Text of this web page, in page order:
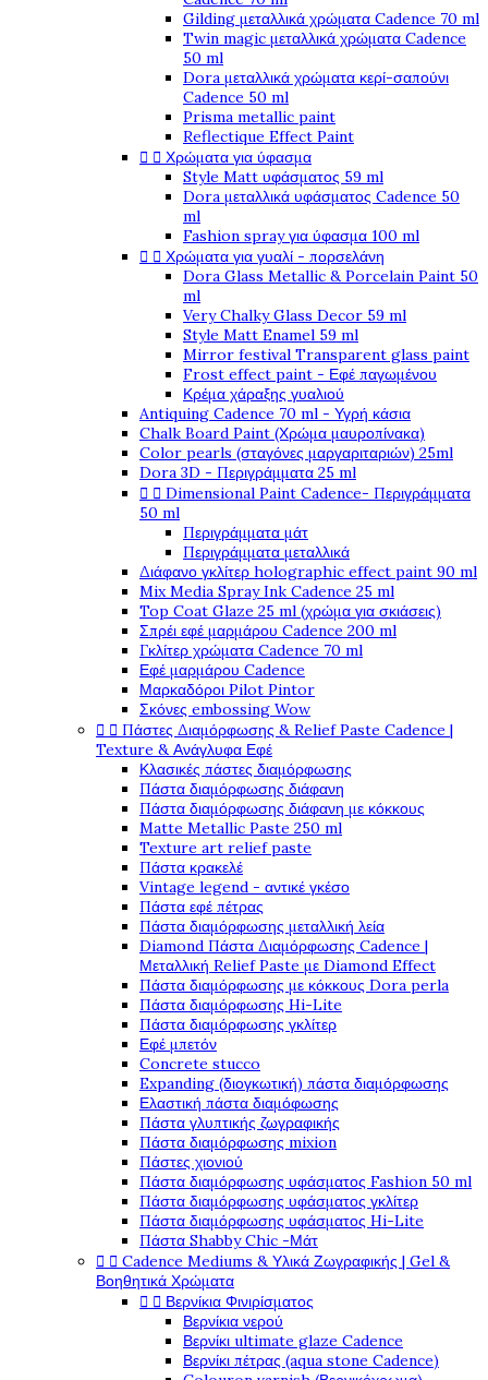
Gilding μεταλλικά χρώματα Cadence 70 ml
Twin magic μεταλλικά χρώματα Cadence
50 ml
Dora μεταλλικά χρώματα κερί-σαπούνι
Cadence 50 ml
Prisma metallic paint
Reflectique Effect Paint
  Χρώματα για ύφασμα
Style Matt υφάσματος 59 ml
Dora μεταλλικά υφάσματος Cadence 50
ml
Fashion spray για ύφασμα 100 ml
  Χρώματα για γυαλί - πορσελάνη
Dora Glass Metallic & Porcelain Paint 50
ml
Very Chalky Glass Decor 59 ml
Style Matt Enamel 59 ml
Mirror festival Transparent glass paint
Frost effect paint - Εφέ παγωμένου
Κρέμα χάραξης γυαλιού
Antiquing Cadence 70 ml - Υγρή κάσια
Chalk Board Paint (Χρώμα μαυροπίνακα)
Color pearls (σταγόνες μαργαριταριών) 25ml
Dora 3D - Περιγράμματα 25 ml
  Dimensional Paint Cadence- Περιγράμματα
50 ml
Περιγράμματα μάτ
Περιγράμματα μεταλλικά
Διάφανο γκλίτερ holographic effect paint 90 ml
Mix Media Spray Ink Cadence 25 ml
Top Coat Glaze 25 ml (χρώμα για σκιάσεις)
Σπρέι εφέ μαρμάρου Cadence 200 ml
Γκλίτερ χρώματα Cadence 70 ml
Εφέ μαρμάρου Cadence
Μαρκαδόροι Pilot Pintor
Σκόνες embossing Wow
  Πάστες Διαμόρφωσης & Relief Paste Cadence |
Texture & Ανάγλυφα Εφέ
Κλασικές πάστες διαμόρφωσης
Πάστα διαμόρφωσης διάφανη
Πάστα διαμόρφωσης διάφανη με κόκκους
Matte Metallic Paste 250 ml
Texture art relief paste
Πάστα κρακελέ
Vintage legend - αντικέ γκέσο
Πάστα εφέ πέτρας
Πάστα διαμόρφωσης μεταλλική λεία
Diamond Πάστα Διαμόρφωσης Cadence |
Μεταλλική Relief Paste με Diamond Effect
Πάστα διαμόρφωσης με κόκκους Dora perla
Πάστα διαμόρφωσης Hi-Lite
Πάστα διαμόρφωσης γκλίτερ
Εφέ μπετόν
Concrete stucco
Expanding (διογκωτική) πάστα διαμόρφωσης
Ελαστική πάστα διαμόφωσης
Πάστα γλυπτικής ζωγραφικής
Πάστα διαμόρφωσης mixion
Πάστες χιονιού
Πάστα διαμόρφωσης υφάσματος Fashion 50 ml
Πάστα διαμόρφωσης υφάσματος γκλίτερ
Πάστα διαμόρφωσης υφάσματος Hi-Lite
Πάστα Shabby Chic -Μάτ
  Cadence Mediums & Υλικά Ζωγραφικής | Gel &
Βοηθητικά Χρώματα
  Βερνίκια Φινιρίσματος
Βερνίκια νερού
Βερνίκι ultimate glaze Cadence
Βερνίκι πέτρας (aqua stone Cadence)